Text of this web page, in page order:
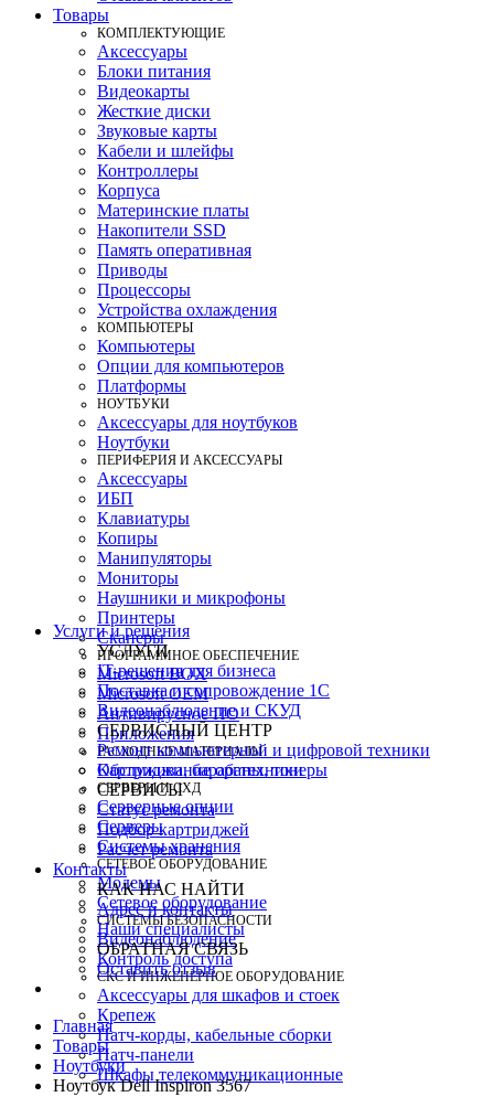
Товары
КOМПЛЕКТУЮЩИЕ
Аксессуары
Блоки питания
Видеокарты
Жесткие диски
Звуковые карты
Кабели и шлейфы
Контроллеры
Корпуса
Материнские платы
Накопители SSD
Память оперативная
Приводы
Процессоры
Устройства охлаждения
КОМПЬЮТЕРЫ
Компьютеры
Опции для компьютеров
Платформы
НОУТБУКИ
Аксессуары для ноутбуков
Ноутбуки
ПЕРИФЕРИЯ И АКСЕССУАРЫ
Аксессуары
ИБП
Клавиатуры
Копиры
Манипуляторы
Мониторы
Наушники и микрофоны
Принтеры
Сканеры
ПРОГРАММНОЕ ОБЕСПЕЧЕНИЕ
Microsoft BOX
Microsoft OEM
Антивирусное ПО
Приложения
РАСХОДНЫЕ МАТЕРИАЛЫ
Картриджи, барабаны, тонеры
СЕРВЕРЫ И СХД
Серверные опции
Серверы
Системы хранения
СЕТЕВОЕ ОБОРУДОВАНИЕ
Модемы
Сетевое оборудование
СИСТЕМЫ БЕЗОПАСНОСТИ
Видеонаблюдение
Контроль доступа
СКС И ИНЖЕНЕРНОЕ ОБОРУДОВАНИЕ
Аксессуары для шкафов и стоек
Крепеж
Патч-корды, кабельные сборки
Патч-панели
Шкафы телекоммуникационные
Услуги и решения
УСЛУГИ
IT-решения для бизнеса
Поставка и сопровождение 1C
Видеонаблюдение и СКУД
СЕРВИСНЫЙ ЦЕНТР
Ремонт компьютерной и цифровой техники
Обслуживание оргтехники
СЕРВИСЫ
Статус ремонта
Подбор картриджей
Расчет ремонта
Контакты
КАК НАС НАЙТИ
Адрес и контакты
Наши специалисты
ОБРАТНАЯ СВЯЗЬ
Оставить отзыв
Главная
Товары
Ноутбуки
Ноутбук Dell Inspiron 3567